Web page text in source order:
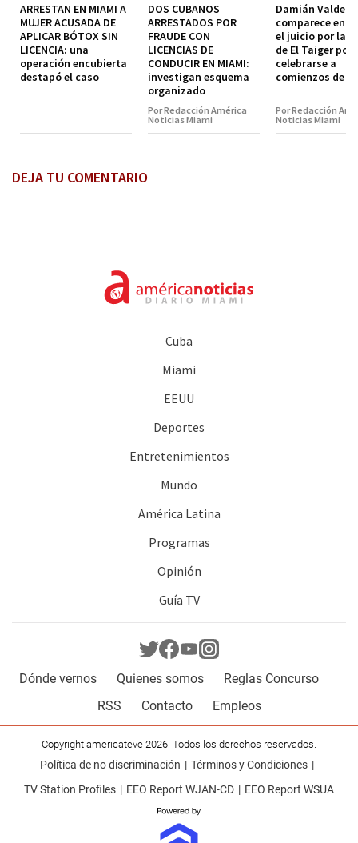
ARRESTAN EN MIAMI A
MUJER ACUSADA DE
APLICAR BÓTOX SIN
LICENCIA: una
operación encubierta
destapó el caso
DOS CUBANOS
ARRESTADOS POR
FRAUDE CON
LICENCIAS DE
CONDUCIR EN MIAMI:
investigan esquema
organizado
Por Redacción América
Noticias Miami
Damián Valdez
comparece en
el juicio por la
de El Taiger
celebrarse a
comienzos de
Por Redacción
Noticias Miami
DEJA TU COMENTARIO
Cuba
Miami
EEUU
Deportes
Entretenimientos
Mundo
América Latina
Programas
Opinión
Guía TV
Dónde vernos Quienes somos
Reglas Concurso
RSS
Contacto Empleos
Copyright americateve 2026. Todos los derechos reservados.
Política de no discriminación
Términos y Condiciones
TV Station Profiles
EEO Report WJAN-CD EEO Report WSUA